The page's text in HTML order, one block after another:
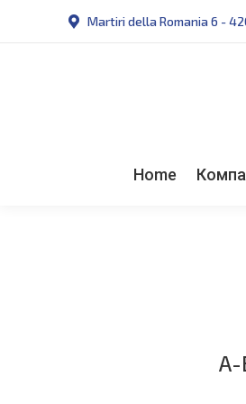
Martiri della Romania 6 -
Home
A-